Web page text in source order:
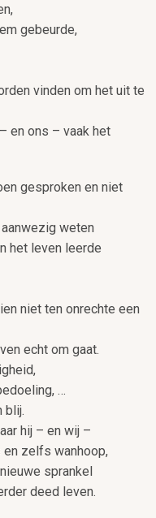
gebeurde,
vinden om het uit te
en ons – vaak het
gesproken en niet
weten
het leven leerde
niet ten onrechte een
echt om gaat.
…
blij.
hij – en wij –
zelfs wanhoop,
sprankel
deed leven.